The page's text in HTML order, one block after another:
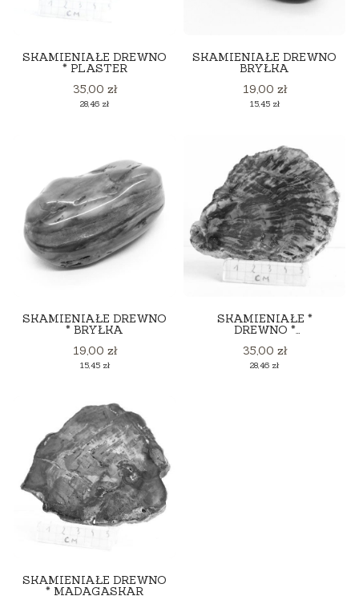
SKAMIENIAŁE DREWNO
* PLASTER
Cena
35,00 zł
Cena
28,46 zł
SKAMIENIAŁE DREWNO
BRYŁKA
Cena
19,00 zł
Cena
15,45 zł
SKAMIENIAŁE DREWNO
* BRYŁKA
Cena
19,00 zł
Cena
15,45 zł
SKAMIENIAŁE *
DREWNO *
Cena
35,00 zł
Cena
28,46 zł
SKAMIENIAŁE DREWNO
* MADAGASKAR